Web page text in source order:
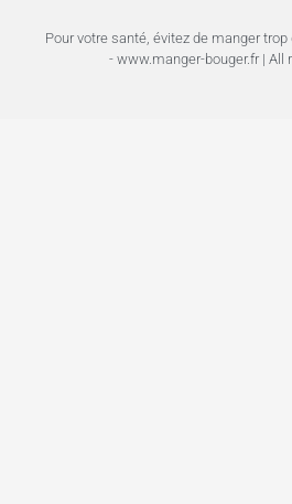
Pour votre santé, évitez de manger
- www.manger-bouger.fr | All